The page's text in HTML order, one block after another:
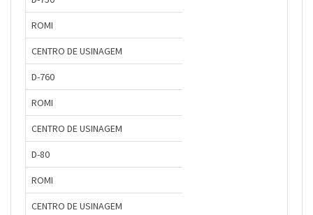
ROMI
CENTRO DE USINAGEM
D-760
ROMI
CENTRO DE USINAGEM
D-80
ROMI
CENTRO DE USINAGEM